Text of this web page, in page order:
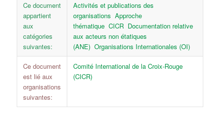
Ce document
appartient
aux
catégories
suivantes:
Activités et publications des
organisations Approche
thématique CICR Documentation relative
aux acteurs non étatiques
(ANE) Organisations Internationales (OI)
Ce document
est lié aux
organisations
suivantes:
Comité International de la Croix-Rouge
(CICR)